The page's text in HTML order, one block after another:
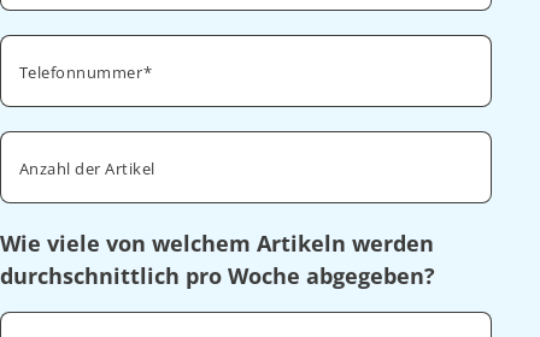
Telefonnummer
Anzahl der Artikel
Wie viele von welchem Artikeln werden
durchschnittlich pro Woche abgegeben?